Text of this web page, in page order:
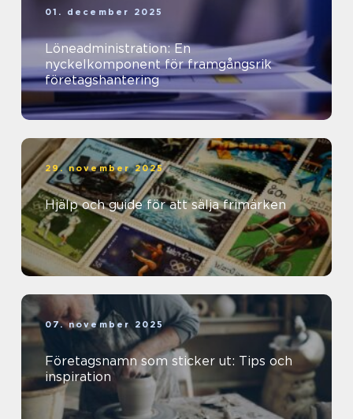
01. december 2025
Löneadministration: En
nyckelkomponent för framgångsrik
företagshantering
29. november 2025
Hjälp och guide för att sälja frimärken
07. november 2025
Företagsnamn som sticker ut: Tips och
inspiration